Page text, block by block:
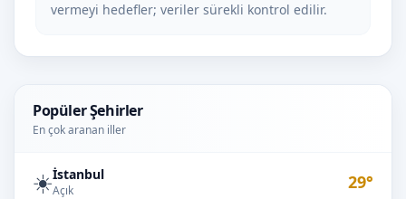
Popüler Şehirler
En çok aranan iller
☀️İstanbul
Açık 29°
vermeyi hedefler; veriler sürekli kontrol edilir.